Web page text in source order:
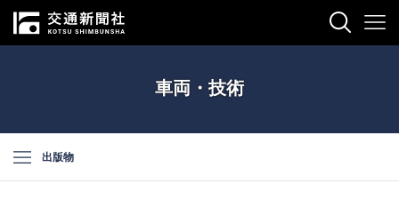
車両・技術
出版物